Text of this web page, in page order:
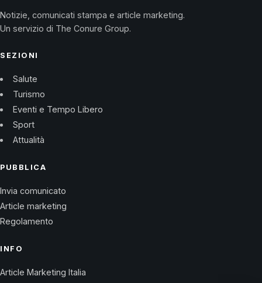
Notizie, comunicati stampa e article marketing.
Un servizio di The Conure Group.
SEZIONI
Salute
Turismo
Eventi e Tempo Libero
Sport
Attualità
PUBBLICA
Invia comunicato
Article marketing
Regolamento
INFO
Article Marketing Italia